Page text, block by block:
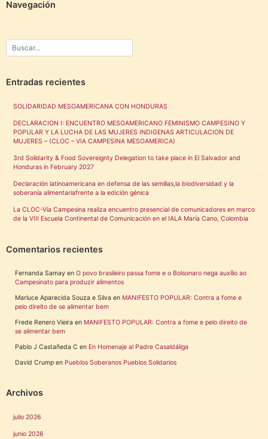
Navegación
Entradas recientes
SOLIDARIDAD MESOAMERICANA CON HONDURAS
DECLARACION I: ENCUENTRO MESOAMERICANO FEMINISMO CAMPESINO Y
POPULAR Y LA LUCHA DE LAS MUJERES INDIGENAS ARTICULACION DE
MUJERES – (CLOC – VIA CAMPESINA MESOAMERICA)
3rd Solidarity & Food Sovereignty Delegation to take place in El Salvador and
Honduras in February 2027
Declaración latinoamericana en defensa de las semillas,la biodiversidad y la
soberanía alimentariafrente a la edición génica
La CLOC-Vía Campesina realiza encuentro presencial de comunicadores en marco
de la VIII Escuela Continental de Comunicación en el IALA María Cano, Colombia
Comentarios recientes
Fernanda Samay en O povo brasileiro passa fome e o Bolsonaro nega auxílio ao
Campesinato para produzir alimentos
Marluce Aparecida Souza e Silva en MANIFESTO POPULAR: Contra a fome e
pelo direito de se alimentar bem
Frede Renero Vieira en MANIFESTO POPULAR: Contra a fome e pelo direito de
se alimentar bem
Pablo J Castañeda C en En Homenaje al Padre Casaldáliga
David Crump en Pueblos Soberanos Pueblos Solidarios
Archivos
julio 2026
junio 2026